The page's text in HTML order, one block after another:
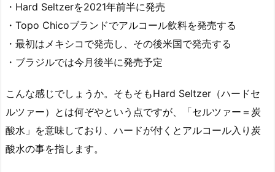
・Hard Seltzerを2021年前半に発売
・Topo Chicoブランドでアルコール飲料を発売する
・最初はメキシコで発売し、その後米国で発売する
・ブラジルでは今月後半に発売予定
こんな感じでしょうか。そもそもHard Seltzer（ハードセ
ルツァー）とは何ぞやという点ですが、「セルツァー＝炭
酸水」を意味しており、ハードが付くとアルコール入り炭
酸水の事を指します。